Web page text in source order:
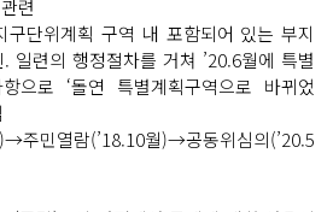
련
단위계획 구역 내 포함되어 있는 부지
일련의 행정절차를 거쳐 ’20.6월에 특별
으로 ‘돌연 특별계획구역으로 바뀌었
주민열람(’18.10월)→공동위심의(’20.5